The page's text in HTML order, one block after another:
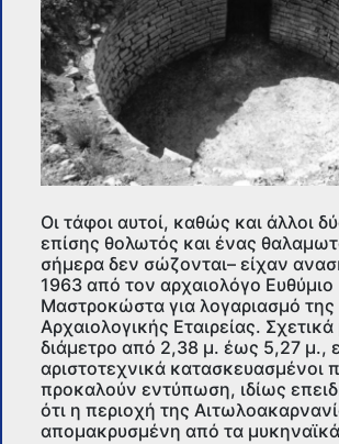
Οι τάφοι αυτοί, καθώς και άλλοι
επίσης θολωτός και ένας
σήμερα δεν σώζονται– είχαν
1963 από τον αρχαιολόγο Ευθύμιο
Μαστροκώστα για λογαριασμό της
Αρχαιολογικής Εταιρείας. Σχετικά
διάμετρο από 2,38 μ. έως 5,27 μ.,
αριστοτεχνικά κατασκευασμένοι
προκαλούν εντύπωση, ιδίως
ότι η περιοχή της
απομακρυσμένη από τα